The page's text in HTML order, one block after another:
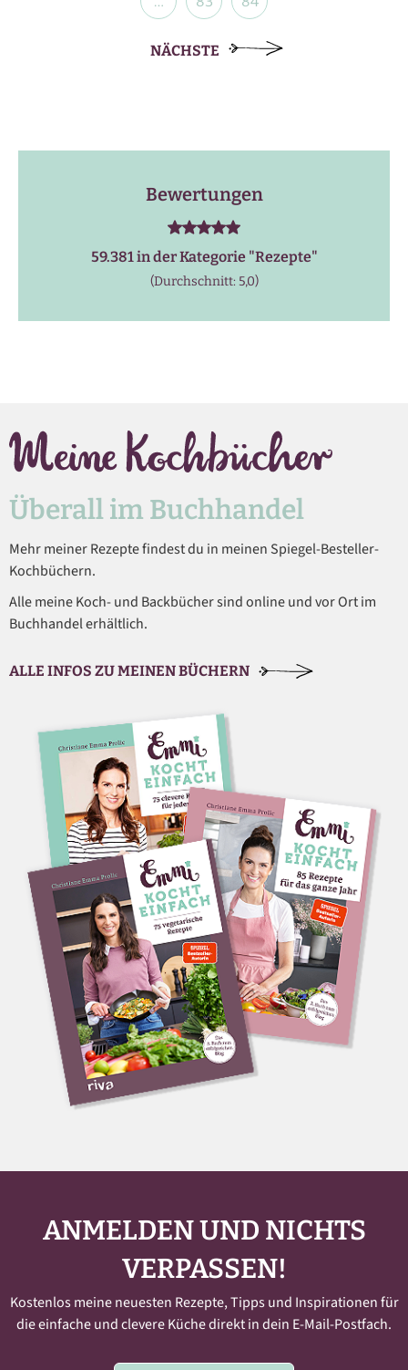
NÄCHSTE
Bewertungen
59.381 in der Kategorie "Rezepte"
(Durchschnitt: 5,0)
Überall im Buchhandel
Mehr meiner Rezepte findest du in meinen Spiegel-Besteller-
Kochbüchern.
Alle meine Koch- und Backbücher sind online und vor Ort im
Buchhandel erhältlich.
ALLE INFOS ZU MEINEN BÜCHERN
ANMELDEN UND NICHTS
VERPASSEN!
Kostenlos meine neuesten Rezepte, Tipps und Inspirationen für
die einfache und clevere Küche direkt in dein E-Mail-Postfach.